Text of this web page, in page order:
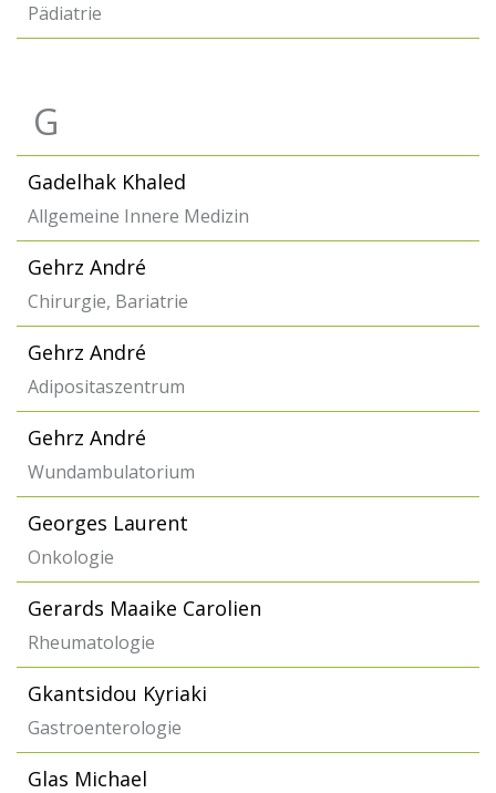
Pädiatrie
G
Gadelhak Khaled
Allgemeine Innere Medizin
Gehrz André
Chirurgie, Bariatrie
Gehrz André
Adipositaszentrum
Gehrz André
Wundambulatorium
Georges Laurent
Onkologie
Gerards Maaike Carolien
Rheumatologie
Gkantsidou Kyriaki
Gastroenterologie
Glas Michael